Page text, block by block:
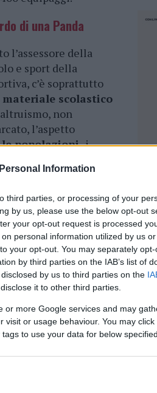
Information
third parties, or processing of your
by us, please use the below opt-out
your opt-out request is processed
personal information utilized by us
your opt-out. You may separately
by third parties on the IAB’s list of
by us to third parties on the
it to other third parties.
or more Google services and may
visit or usage behaviour. You may
to use your data for below
di una Panda
l’assessore della
e sport della
c’è soprattutto
scolastico
non
l’aspetto
le popolazioni,i
una Panda del 1995
è che non conta il
presenti alcuni
Mauro Atzei, il
Team Fabrizio Musu
Giovanni Fresi, il
allo sport del
l’abito
Ortueri
stampa nella quale è
del comune di